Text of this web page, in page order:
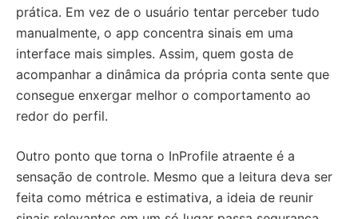
prática. Em vez de o usuário tentar perceber tudo
manualmente, o app concentra sinais em uma
interface mais simples. Assim, quem gosta de
acompanhar a dinâmica da própria conta sente que
consegue enxergar melhor o comportamento ao
redor do perfil.
Outro ponto que torna o InProfile atraente é a
sensação de controle. Mesmo que a leitura deva ser
feita como métrica e estimativa, a ideia de reunir